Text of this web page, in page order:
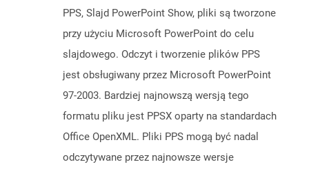
PPS, Slajd PowerPoint Show, pliki są tworzone
przy użyciu Microsoft PowerPoint do celu
slajdowego. Odczyt i tworzenie plików PPS
jest obsługiwany przez Microsoft PowerPoint
97-2003. Bardziej najnowszą wersją tego
formatu pliku jest PPSX oparty na standardach
Office OpenXML. Pliki PPS mogą być nadal
odczytywane przez najnowsze wersje